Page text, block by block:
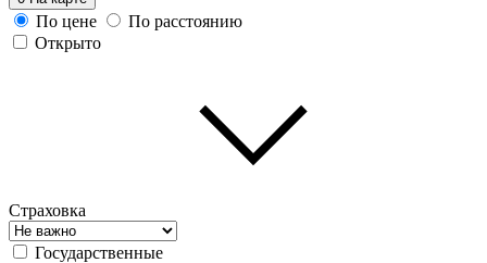
По цене
По расстоянию
Открыто
Страховка
Государственные